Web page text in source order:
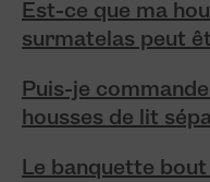
Est-ce que ma
surmatelas peut
Puis-je
housses de lit
Le banquette